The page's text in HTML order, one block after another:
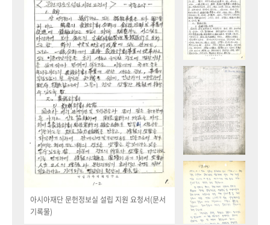
아시아재단 문헌정보실 설립 지원 요청서(문서
기록물)